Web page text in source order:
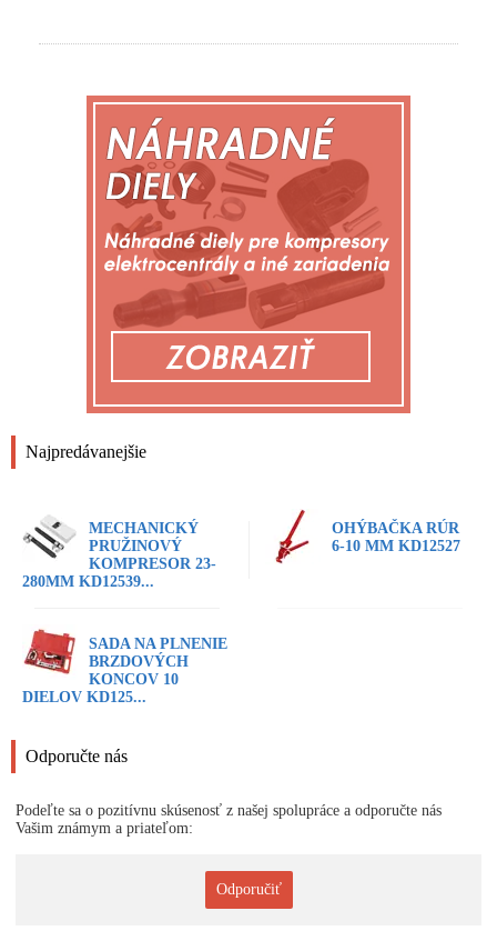
Najpredávanejšie
MECHANICKÝ
PRUŽINOVÝ
KOMPRESOR 23-
280MM KD12539...
OHÝBAČKA RÚR
6-10 MM KD12527
SADA NA PLNENIE
BRZDOVÝCH
KONCOV 10
DIELOV KD125...
Odporučte nás
Podeľte sa o pozitívnu skúsenosť z našej spolupráce a odporučte nás
Vašim známym a priateľom:
Odporučiť